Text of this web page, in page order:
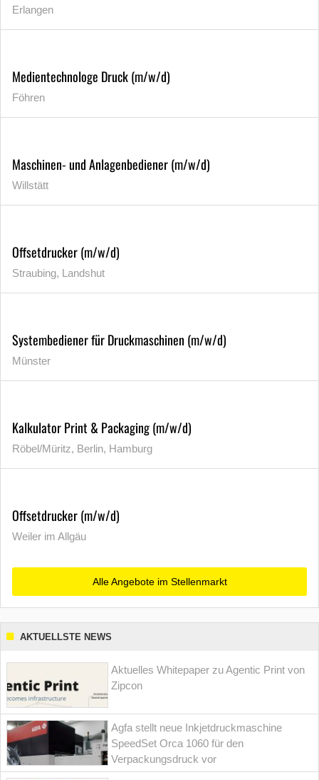
Erlangen
Medientechnologe Druck (m/w/d)
Föhren
Maschinen- und Anlagenbediener (m/w/d)
Willstätt
Offsetdrucker (m/w/d)
Straubing, Landshut
Systembediener für Druckmaschinen (m/w/d)
Münster
Kalkulator Print & Packaging (m/w/d)
Röbel/Müritz, Berlin, Hamburg
Offsetdrucker (m/w/d)
Weiler im Allgäu
Alle Angebote im Stellenmarkt
AKTUELLSTE NEWS
Aktuelles Whitepaper zu Agentic Print von
Zipcon
Agfa stellt neue Inkjetdruckmaschine
SpeedSet Orca 1060 für den
Verpackungsdruck vor